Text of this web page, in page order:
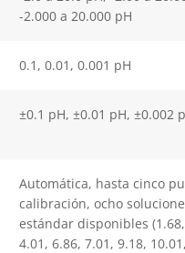
-2.000 a 20.000 pH
0.1, 0.01, 0.001 pH
±0.1 pH, ±0.01 pH, ±0.002
Automática, hasta cinco
calibración, ocho
estándar disponibles
4.01, 6.86, 7.01, 9.18,